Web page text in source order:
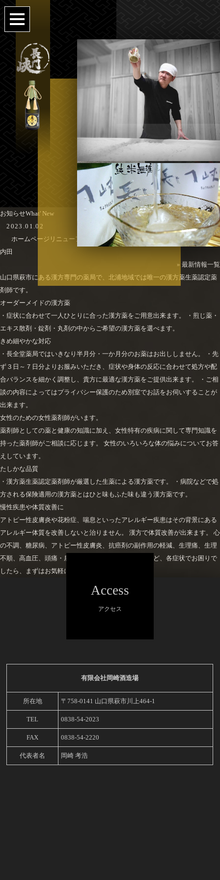
お知らせWhat' New
2023.01.02
ホームページリニューアル致しました。
内田
» 最新情報一覧
山口県萩市にある漢方専門の薬局で、北浦地域では唯一の漢方薬生薬認定薬
剤師です。
オーダーメイドの漢方薬
・症状に合わせて一人ひとりに合った漢方薬をご用意出来ます。 ・煎じ薬・
エキス散剤・錠剤・丸剤の中からご希望の漢方薬を選べます。
きめ細やかな対応
・長全堂薬局ではいきなり半月分・一か月分のお薬はお出ししません。 ・先
ず３日～７日分よりお服みいただき、症状や身体の反応に合わせて処方や配
合バランスを細かく調整し、貴方に最適な漢方薬をご提供出来ます。 ・ご相
談の内容によってはプライバシー保護のため別室でお話をお伺いすることが
出来ます。
女性のための女性薬剤師がいます。
薬剤師としての薬と健康の知識に加え、女性特有の疾病に関して専門知識を
持った薬剤師がご相談に応じます。 女性のいろいろな体の悩みについてお答
えしています。
たしかな品質
・漢方薬生薬認定薬剤師が厳選した生薬による漢方薬です。 ・病院などで処
方される保険適用の漢方薬とはひと味もふた味も違う漢方薬です。
慢性疾患や体質改善に
アトピー性皮膚炎や花粉症、喘息といったアレルギー疾患はその背景にある
アレルギー体質を改善しないと治りません。 漢方で体質改善が出来ます。 心
の不調、糖尿病、アトピー性皮膚炎、抗癌剤の副作用の軽減、生理痛、生理
不順、高血圧、頭痛・肩こり、アレルギー、花粉症など、各症状でお困りで
したら、まずはお気軽にご相談ください。
Access
アクセス
有限会社岡崎酒造場
所在地 〒758-0141 山口県萩市川上464-1
TEL 0838-54-2023
FAX 0838-54-2220
代表者名 岡崎 考浩